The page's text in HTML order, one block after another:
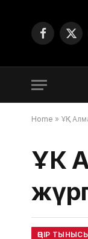
Facebook
X
Home » ҰҚК
ҰҚК
ӨҢІР